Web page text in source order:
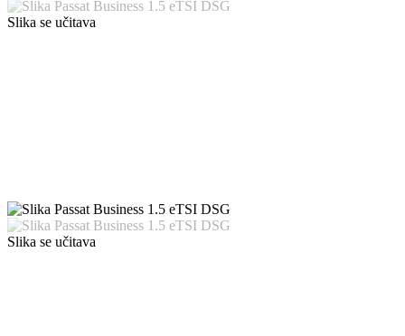
Slika se učitava
Slika se učitava